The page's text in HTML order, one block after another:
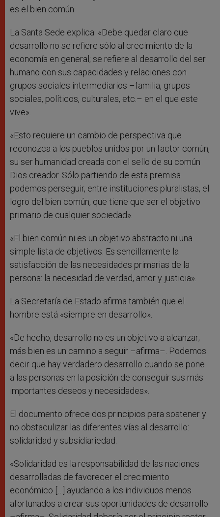
es el bien común.
La Santa Sede explica: «Debe quedar claro que
desarrollo no se refiere sólo al crecimiento de la
economía en general; se refiere al desarrollo del ser
humano con sus capacidades y relaciones con
grupos sociales intermediarios –familia, grupos
sociales, políticos, culturales, etc.– en el que este
vive».
«Esto requiere un cambio de perspectiva que
reconozca a los pueblos unidos por un factor común,
su ser humanidad creada con el sello de su común
Dios creador. Sólo partiendo de esta premisa
podemos perseguir, entre instituciones pluralistas, el
logro del bien común, que tiene que ser el objetivo
primario de cualquier sociedad».
«El bien común ni es un objetivo abstracto ni una
simple lista de objetivos. Es sencillamente la
satisfacción de las necesidades primarias de la
persona: la necesidad de verdad, amor y justicia».
La Secretaría de Estado afirma también que el
hombre está «siempre en desarrollo».
«De hecho, desarrollo no es un objetivo a alcanzar;
más bien es un camino a seguir –afirma–. Podemos
decir que hay verdadero desarrollo cuando se pone
a las personas en la posición de conseguir sus más
importantes deseos y necesidades».
El documento ofrece dos principios para sostener y
no obstaculizar las diferentes vías al desarrollo:
solidaridad y subsidiariedad.
«Solidaridad es la responsabilidad de las naciones
desarrolladas de favorecer el crecimiento
económico […] ayudando a los individuos menos
afortunados a crear sus oportunidades de desarrollo